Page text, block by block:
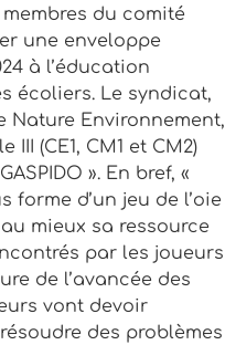
membres du comité
une enveloppe
à l’éducation
écoliers. Le syndicat,
Nature Environnement,
(CE1, CM1 et CM2)
». En bref, «
forme d’un jeu de l’oie
mieux sa ressource
par les joueurs
de l’avancée des
vont devoir
des problèmes